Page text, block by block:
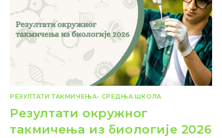
РЕЗУЛТАТИ ТАКМИЧЕЊА- СРЕДЊА ШКОЛА
Резултати окружног
такмичења из биологије 2026